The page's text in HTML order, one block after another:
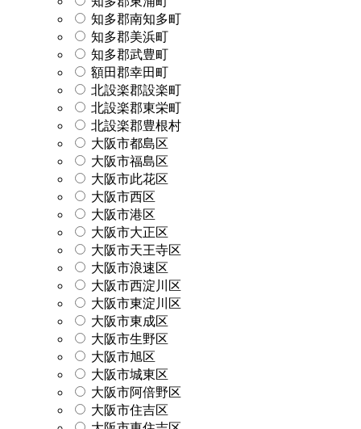
知多郡南知多町
知多郡美浜町
知多郡武豊町
額田郡幸田町
北設楽郡設楽町
北設楽郡東栄町
北設楽郡豊根村
大阪市都島区
大阪市福島区
大阪市此花区
大阪市西区
大阪市港区
大阪市大正区
大阪市天王寺区
大阪市浪速区
大阪市西淀川区
大阪市東淀川区
大阪市東成区
大阪市生野区
大阪市旭区
大阪市城東区
大阪市阿倍野区
大阪市住吉区